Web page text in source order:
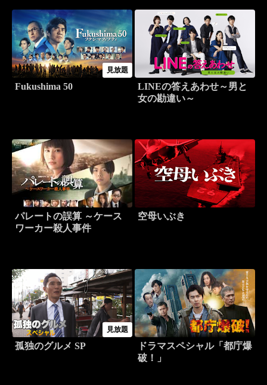
見放題
Fukushima 50
LINEの答えあわせ～男と
女の勘違い～
パレートの誤算 ～ケース
ワーカー殺人事件
空母いぶき
見放題
孤独のグルメ SP
ドラマスペシャル「都庁爆
破！」